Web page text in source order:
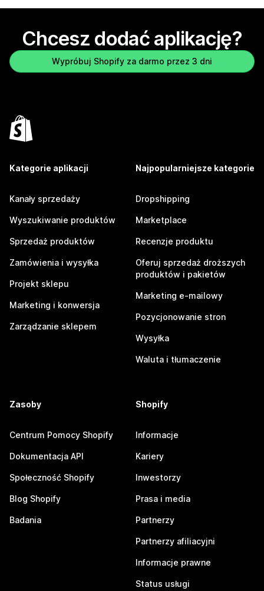
Chcesz dodać aplikację?
Wypróbuj Shopify za darmo przez 3 dni
Kategorie aplikacji
Kanały sprzedaży
Wyszukiwanie produktów
Sprzedaż produktów
Zamówienia i wysyłka
Projekt sklepu
Marketing i konwersja
Zarządzanie sklepem
Najpopularniejsze kategorie
Dropshipping
Marketplace
Recenzje produktu
Oferuj sprzedaż droższych
produktów i pakietów
Marketing e-mailowy
Pozycjonowanie stron
Wysyłka
Waluta i tłumaczenie
Zasoby
Centrum Pomocy Shopify
Dokumentacja API
Społeczność Shopify
Blog Shopify
Badania
Shopify
Informacje
Kariery
Inwestorzy
Prasa i media
Partnerzy
Partnerzy afiliacyjni
Informacje prawne
Status usługi